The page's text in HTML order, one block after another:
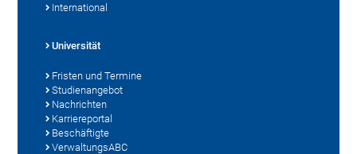
International
Universität
Fristen und Termine
Studienangebot
Nachrichten
Karriereportal
Beschäftigte
VerwaltungsABC